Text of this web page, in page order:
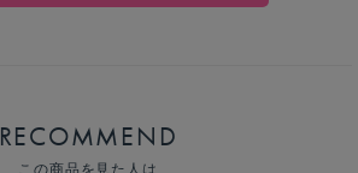
RECOMMEND
この商品を見た人は